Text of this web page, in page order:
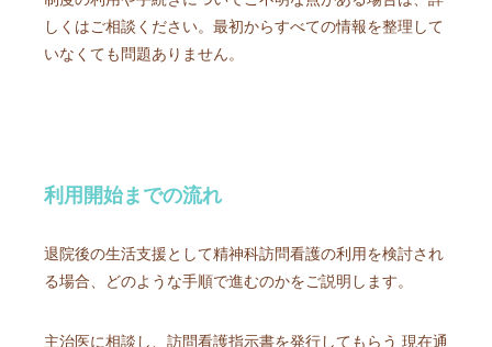
しくはご相談ください。最初からすべての情報を整理して
いなくても問題ありません。
利用開始までの流れ
退院後の生活支援として精神科訪問看護の利用を検討され
る場合、どのような手順で進むのかをご説明します。
主治医に相談し、訪問看護指示書を発行してもらう 現在通